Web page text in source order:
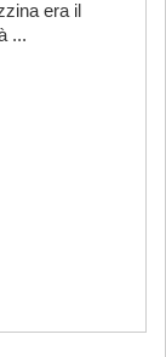
era il
...